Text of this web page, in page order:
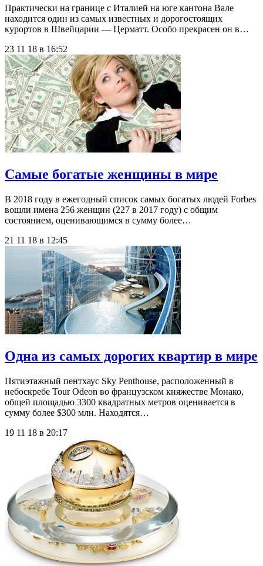
Практически на границе с Италией на юге кантона Вале
находится один из самых известных и дорогостоящих
курортов в Швейцарии — Церматт. Особо прекрасен он в…
23 11 18 в 16:52
Самые богатые женщины в мире
В 2018 году в ежегодный список самых богатых людей Forbes
вошли имена 256 женщин (227 в 2017 году) с общим
состоянием, оценивающимся в сумму более…
21 11 18 в 12:45
Одна из самых дорогих квартир в мире
Пятиэтажный пентхаус Sky Penthouse, расположенный в
небоскребе Tour Odeon во французском княжестве Монако,
общей площадью 3300 квадратных метров оценивается в
сумму более $300 млн. Находятся…
19 11 18 в 20:17